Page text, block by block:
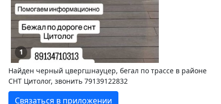
1
Найден черный цвергшнауцер, бегал по трассе в районе
СНТ Цитолог, звонить 79139122832
Связаться в приложении